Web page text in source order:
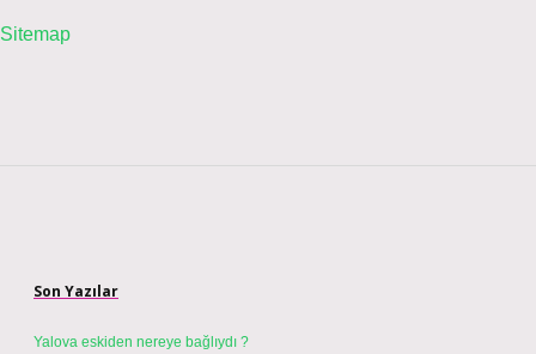
Sitemap
Son Yazılar
Yalova eskiden nereye bağlıydı ?